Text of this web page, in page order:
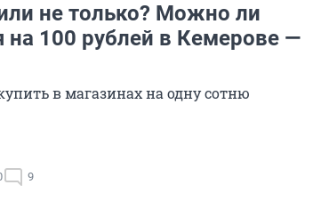
не только? Можно ли
на 100 рублей в Кемерове —
в магазинах на одну сотню
9